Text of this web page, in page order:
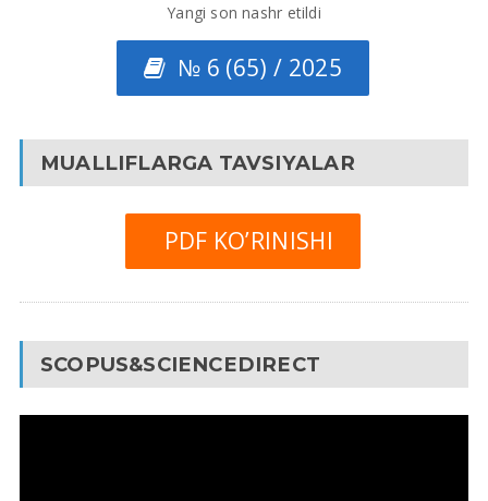
Yangi son nashr etildi
№ 6 (65) / 2025
MUALLIFLARGA TAVSIYALAR
PDF KO’RINISHI
SCOPUS&SCIENCEDIRECT